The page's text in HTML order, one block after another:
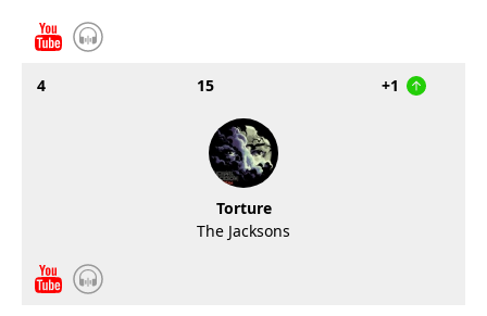
4 15 +1
Torture
The Jacksons